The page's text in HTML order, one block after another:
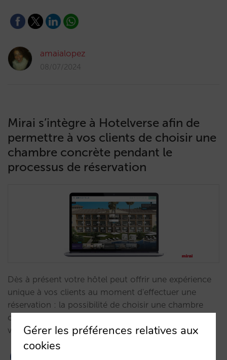
amaialopez
08/07/2024
Mirai s’intègre à Hotelverse afin de
permettre à vos clients de choisir une
chambre concrète pendant le
processus de réservation
Dès à présent votre hôtel peut offrir une expérience
unique à vos clients au moment d'effectuer une
réservation : la possibilité de choisir une chambre
concrète, vu du ciel, sur un environnement 3D de
votre bâtiment. …
Gérer les préférences relatives aux
cookies